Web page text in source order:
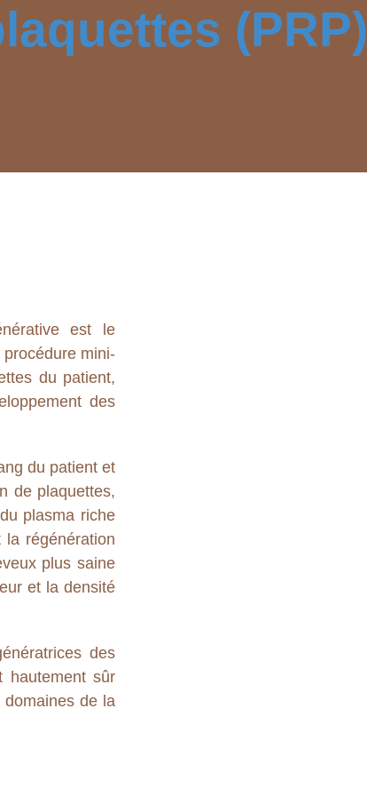
(PRP)
est le
mini-
du patient,
des
du patient et
de plaquettes,
plasma riche
régénération
plus saine
et la densité
des
hautement sûr
de la